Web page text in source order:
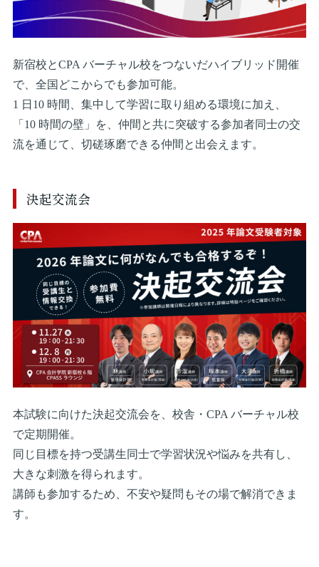
新宿校とCPA バーチャル校をつないだハイブリッド開催
で、全国どこからでも参加可能。
1 日10 時間、集中して学習に取り組める環境に加え、
「10 時間の壁」を、仲間と共に突破する参加者同士の交
流を通じて、切磋琢磨できる仲間と出会えます。
決起交流会
本試験に向けた決起交流会を、校舎・CPA バーチャル校
で定期開催。
同じ目標を持つ受講生同士で学習状況や悩みを共有し、
大きな刺激を得られます。
講師も参加するため、不安や疑問もその場で解消できま
す。